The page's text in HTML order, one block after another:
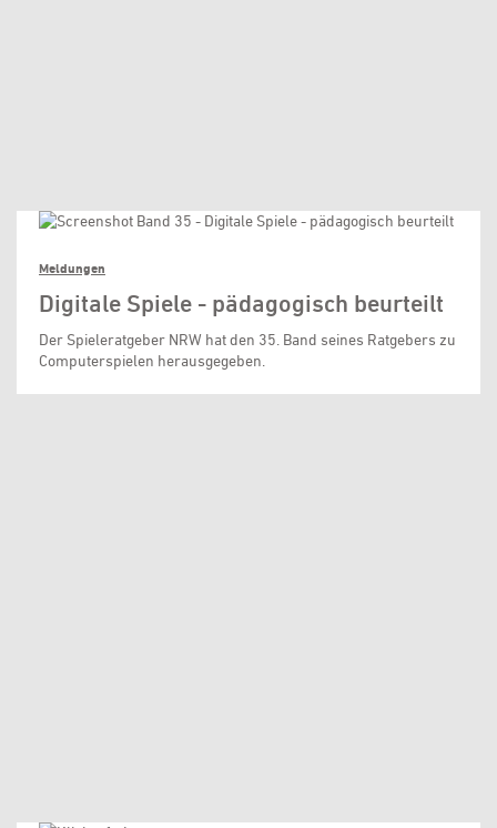
Meldungen
Digitale Spiele - pädagogisch beurteilt
Der Spieleratgeber NRW hat den 35. Band seines Ratgebers zu
Computerspielen herausgegeben.